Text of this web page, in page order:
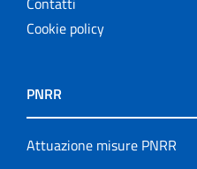
Cookie policy
PNRR
Attuazione misure PNRR